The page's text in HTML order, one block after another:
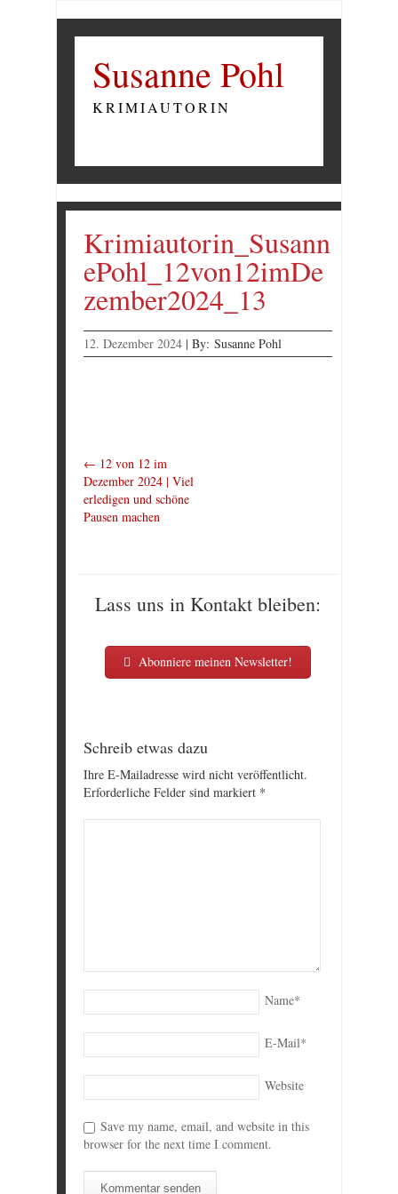
Susanne Pohl
KRIMIAUTORIN
Krimiautorin_Susann
ePohl_12von12imDe
zember2024_13
12. Dezember 2024 | By: Susanne Pohl
← 12 von 12 im
Dezember 2024 | Viel
erledigen und schöne
Pausen machen
Lass uns in Kontakt bleiben:
Abonniere meinen Newsletter!
Schreib etwas dazu
Ihre E-Mailadresse wird nicht veröffentlicht.
Erforderliche Felder sind markiert *
Name*
E-Mail*
Website
Save my name, email, and website in this
browser for the next time I comment.